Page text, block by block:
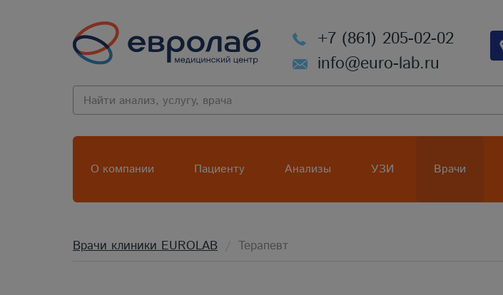
+7 (861) 205-02-02
info@euro-lab.ru
О компании Пациенту Анализы УЗИ Врачи
Врачи клиники EUROLAB Терапевт